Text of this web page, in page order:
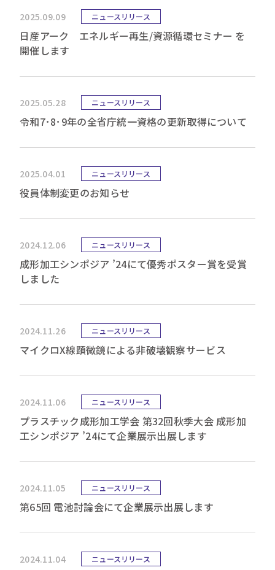
2025.09.09 ニュースリリース
日産アーク エネルギー再生/資源循環セミナー を
開催します
2025.05.28 ニュースリリース
令和7･8･9年の全省庁統一資格の更新取得について
2025.04.01 ニュースリリース
役員体制変更のお知らせ
2024.12.06 ニュースリリース
成形加工シンポジア ’24にて優秀ポスター賞を受賞
しました
2024.11.26 ニュースリリース
マイクロX線顕微鏡による非破壊観察サービス
2024.11.06 ニュースリリース
プラスチック成形加工学会 第32回秋季大会 成形加
工シンポジア ’24にて企業展示出展します
2024.11.05 ニュースリリース
第65回 電池討論会にて企業展示出展します
2024.11.04 ニュースリリース